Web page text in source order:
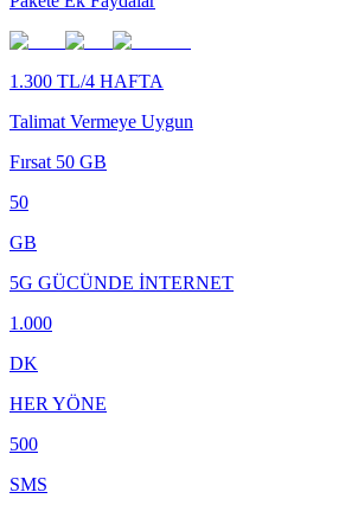
1.300 TL/4 HAFTA
Talimat Vermeye Uygun
Fırsat 50 GB
50
GB
5G GÜCÜNDE İNTERNET
1.000
DK
HER YÖNE
500
SMS